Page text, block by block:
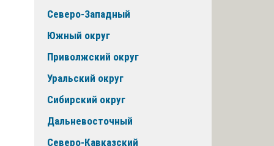
Северо-Западный
Южный округ
Приволжский округ
Уральский округ
Сибирский округ
Дальневосточный
Северо-Кавказский